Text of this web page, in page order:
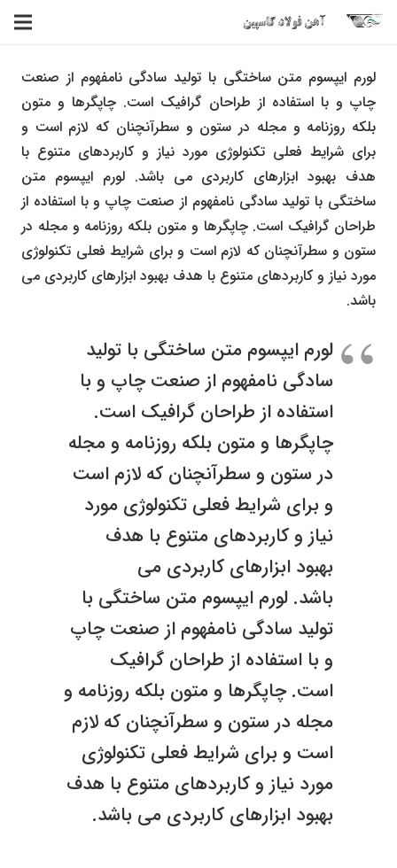
لورم ایپسوم متن ساختگی با تولید سادگی نامفهوم از صنعت
چاپ و با استفاده از طراحان گرافیک است. چاپگرها و متون
بلکه روزنامه و مجله در ستون و سطرآنچنان که لازم است و
برای شرایط فعلی تکنولوژی مورد نیاز و کاربردهای متنوع با
هدف بهبود ابزارهای کاربردی می باشد. لورم ایپسوم متن
ساختگی با تولید سادگی نامفهوم از صنعت چاپ و با استفاده از
طراحان گرافیک است. چاپگرها و متون بلکه روزنامه و مجله در
ستون و سطرآنچنان که لازم است و برای شرایط فعلی تکنولوژی
مورد نیاز و کاربردهای متنوع با هدف بهبود ابزارهای کاربردی می
باشد.
لورم ایپسوم متن ساختگی با تولید
سادگی نامفهوم از صنعت چاپ و با
استفاده از طراحان گرافیک است.
چاپگرها و متون بلکه روزنامه و مجله
در ستون و سطرآنچنان که لازم است
و برای شرایط فعلی تکنولوژی مورد
نیاز و کاربردهای متنوع با هدف
بهبود ابزارهای کاربردی می
باشد. لورم ایپسوم متن ساختگی با
تولید سادگی نامفهوم از صنعت چاپ
و با استفاده از طراحان گرافیک
است. چاپگرها و متون بلکه روزنامه و
مجله در ستون و سطرآنچنان که لازم
است و برای شرایط فعلی تکنولوژی
مورد نیاز و کاربردهای متنوع با هدف
بهبود ابزارهای کاربردی می باشد.